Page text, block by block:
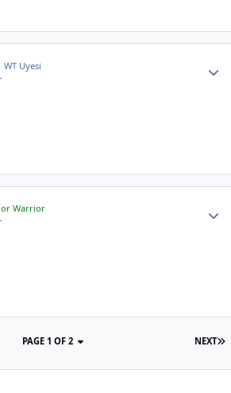
WT Uyesi
Warrior
NEXT
PAGE 1 OF 2